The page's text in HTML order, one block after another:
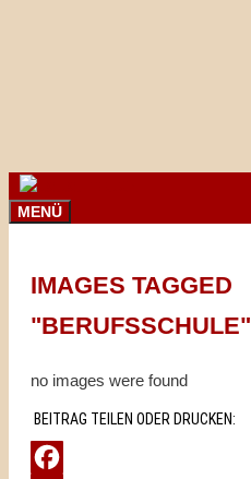
MENÜ
IMAGES TAGGED
"BERUFSSCHULE"
no images were found
BEITRAG TEILEN ODER DRUCKEN: